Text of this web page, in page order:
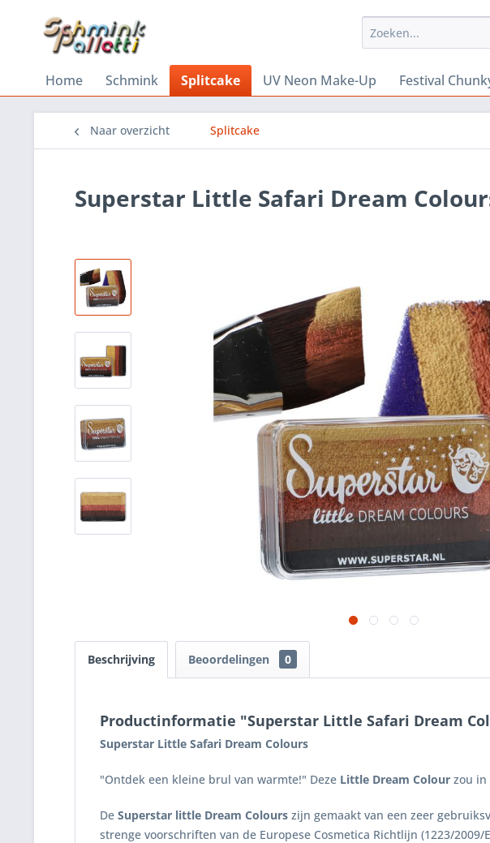
Home Schmink Splitcake UV Neon Make-Up Festival
Naar overzicht Splitcake
Superstar Little Safari Dream
Beschrijving Beoordelingen 0
Productinformatie "Superstar Little Safari Dream
Superstar Little Safari Dream Colours
"Ontdek een kleine brul van warmte!" Deze Little Dream Colour zou in
De Superstar little Dream Colours zijn gemaakt van een zeer
strenge voorschriften van de Europese Cosmetica Richtlijn (1223/2009/